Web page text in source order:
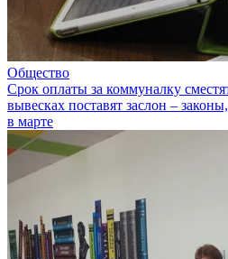
Общество
Срок оплаты за коммуналку
вывесках поставят заслон –
в марте